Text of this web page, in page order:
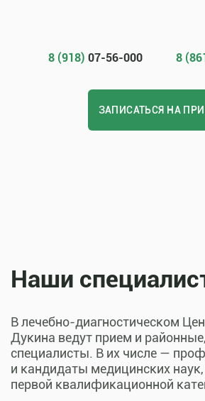
8 (918) 07-56-000 8
ЗАПИСАТЬСЯ НА
Наши
В лечебно-диагностическом
Дукина ведут прием и
специалисты. В их числе —
и кандидаты медицинских
первой квалификационной